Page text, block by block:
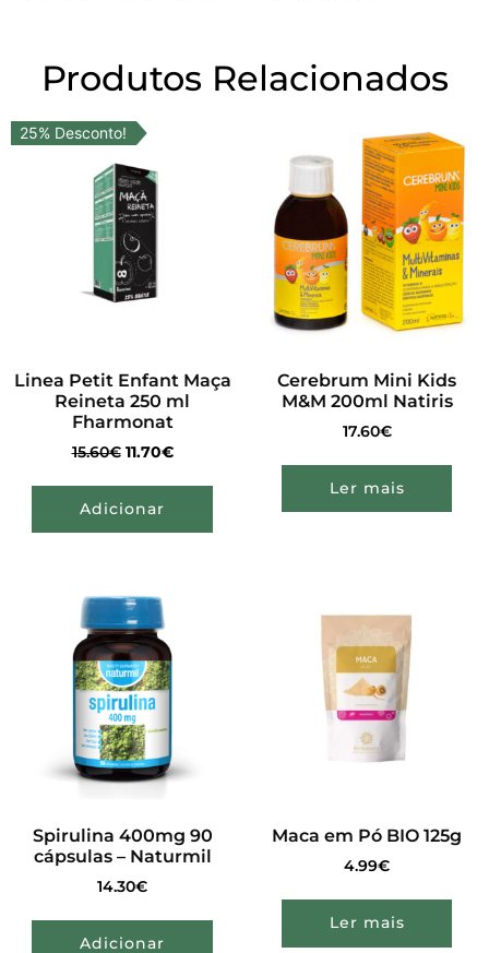
Produtos Relacionados
25% Desconto!
Linea Petit Enfant Maça
Reineta 250 ml
Fharmonat
15.60€ 11.70€
Adicionar
Cerebrum Mini Kids
M&M 200ml Natiris
17.60€
Ler mais
Spirulina 400mg 90
cápsulas – Naturmil
14.30€
Adicionar
Maca em Pó BIO 125g
4.99€
Ler mais